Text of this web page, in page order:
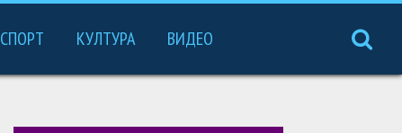
СПОРТ КУЛТУРА ВИДЕО